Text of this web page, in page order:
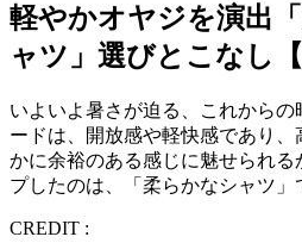
軽やかオヤジを演出
ャツ」選びとこなし【
いよいよ暑さが迫る、これから
ードは、開放感や軽快感であり
かに余裕のある感じに魅せられ
プしたのは、「柔らかなシャツ」
CREDIT :